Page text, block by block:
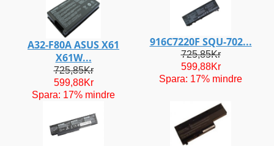
A32-F80A ASUS X61
X61W...
725,85Kr
599,88Kr
Spara: 17% mindre
916C7220F SQU-702...
725,85Kr
599,88Kr
Spara: 17% mindre